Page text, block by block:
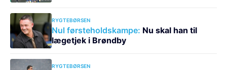
RYGTEBØRSEN
Nul førsteholdskampe: Nu skal han til
lægetjek i Brøndby
RYGTEBØRSEN